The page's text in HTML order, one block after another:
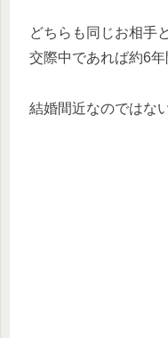
どちらも同じお相手
交際中であれば約6年
結婚間近なのではな